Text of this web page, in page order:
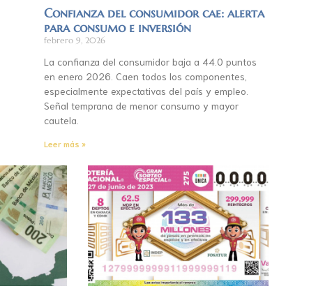
Confianza del consumidor cae: alerta
para consumo e inversión
febrero 9, 2026
La confianza del consumidor baja a 44.0 puntos
en enero 2026. Caen todos los componentes,
especialmente expectativas del país y empleo.
Señal temprana de menor consumo y mayor
cautela.
Leer más »